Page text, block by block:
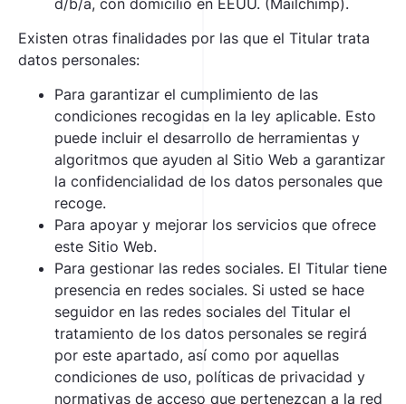
Existen otras finalidades por las que el Titular trata
datos personales:
Para garantizar el cumplimiento de las
condiciones recogidas en la ley aplicable. Esto
puede incluir el desarrollo de herramientas y
algoritmos que ayuden al Sitio Web a garantizar
la confidencialidad de los datos personales que
recoge.
Para apoyar y mejorar los servicios que ofrece
este Sitio Web.
Para gestionar las redes sociales. El Titular tiene
presencia en redes sociales. Si usted se hace
seguidor en las redes sociales del Titular el
tratamiento de los datos personales se regirá
por este apartado, así como por aquellas
condiciones de uso, políticas de privacidad y
normativas de acceso que pertenezcan a la red